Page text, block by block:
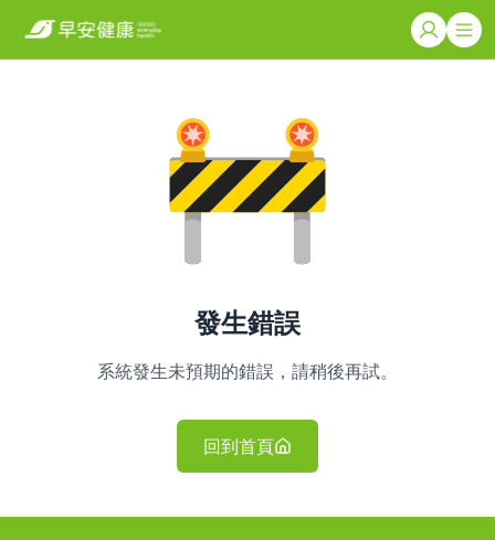
發生錯誤
系統發生未預期的錯誤，請稍後再試。
回到首頁